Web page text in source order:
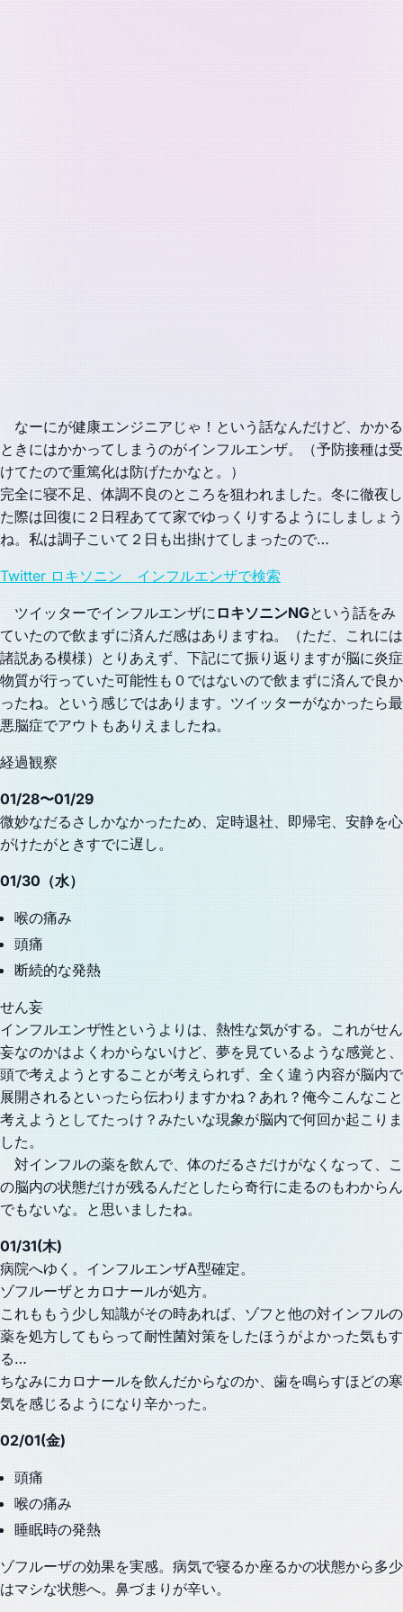
なーにが健康エンジニアじゃ！という話なんだけど、かかる
ときにはかかってしまうのがインフルエンザ。（予防接種は受
けてたので重篤化は防げたかなと。）
完全に寝不足、体調不良のところを狙われました。冬に徹夜し
た際は回復に２日程あてて家でゆっくりするようにしましょう
ね。私は調子こいて２日も出掛けてしまったので…
Twitter ロキソニン インフルエンザで検索
ツイッターでインフルエンザに ロキソニンNGという話をみ
ていたので飲まずに済んだ感はありますね。（ただ、これには
諸説ある模様）とりあえず、下記にて振り返りますが脳に炎症
物質が行っていた可能性も０ではないので飲まずに済んで良か
ったね。という感じではあります。ツイッターがなかったら最
悪脳症でアウトもありえましたね。
経過観察
01/28〜01/29
微妙なだるさしかなかったため、定時退社、即帰宅、安静を心
がけたがときすでに遅し。
01/30（水）
喉の痛み
頭痛
断続的な発熱
せん妄
インフルエンザ性というよりは、熱性な気がする。これがせん
妄なのかはよくわからないけど、夢を見ているような感覚と、
頭で考えようとすることが考えられず、全く違う内容が脳内で
展開されるといったら伝わりますかね？あれ？俺今こんなこと
考えようとしてたっけ？みたいな現象が脳内で何回か起こりま
した。
対インフルの薬を飲んで、体のだるさだけがなくなって、こ
の脳内の状態だけが残るんだとしたら奇行に走るのもわからん
でもないな。と思いましたね。
01/31(木)
病院へゆく。インフルエンザA型確定。
ゾフルーザとカロナールが処方。
これももう少し知識がその時あれば、ゾフと他の対インフルの
薬を処方してもらって耐性菌対策をしたほうがよかった気もす
る…
ちなみにカロナールを飲んだからなのか、歯を鳴らすほどの寒
気を感じるようになり辛かった。
02/01(金)
頭痛
喉の痛み
睡眠時の発熱
ゾフルーザの効果を実感。病気で寝るか座るかの状態から多少
はマシな状態へ。鼻づまりが辛い。